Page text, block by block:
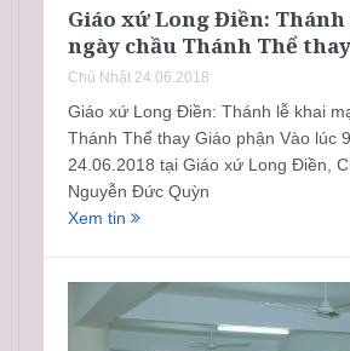
Giáo xứ Long Điền:
ngày chầu Thánh Thể
Chủ Nhật 24.06.2018
Giáo xứ Long Điền: Thánh lễ khai
Thánh Thể thay Giáo phận Vào lúc
24.06.2018 tại Giáo xứ Long Điền,
Nguyễn Đức Quỳn
Xem tin